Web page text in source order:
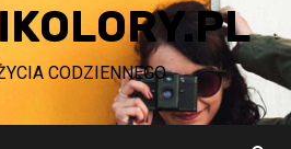
CODZIENNEGO